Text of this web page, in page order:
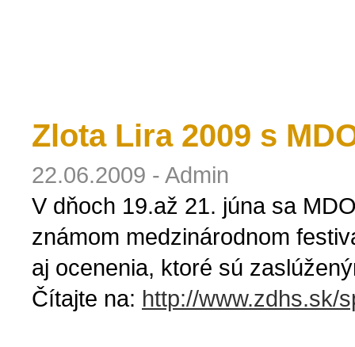
Zlota Lira 2009 s
22.06.2009 - Admin
V dňoch 19.až 21. júna sa
známom medzinárodnom
aj ocenenia, ktoré sú
Čítajte na: http://www.zdhs.sk/